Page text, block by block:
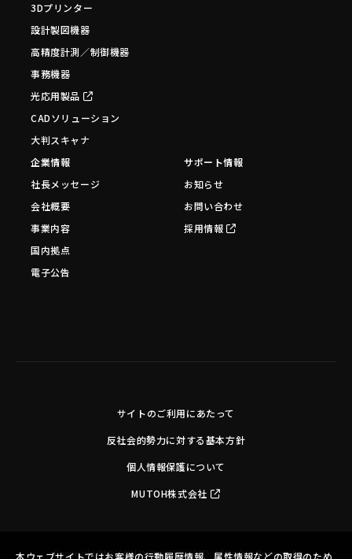
3Dプリンター
設計製図機器
高精度計測／制御機器
事務機器
光応用製品
CADソリューション
大判スキャナ
企業情報
社長メッセージ
会社概要
事業内容
国内拠点
電子公告
サポート情報
お知らせ
お問い合わせ
採用情報
サイトのご利用にあたって
反社会的勢力に対する基本方針
個人情報保護について
MUTOH株式会社
Copyright©MUTOH INDUSTRIES LTD. All Rights Reserved.
本ウェブサイトではお客様の行動履歴情報、属性情報などの取得のため